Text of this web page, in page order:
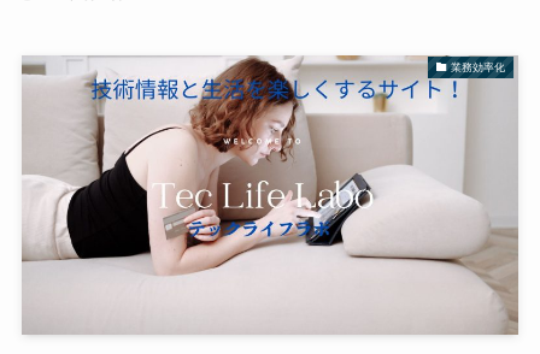
業務効率化